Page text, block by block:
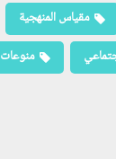
مقياس المنهجية
منوعات